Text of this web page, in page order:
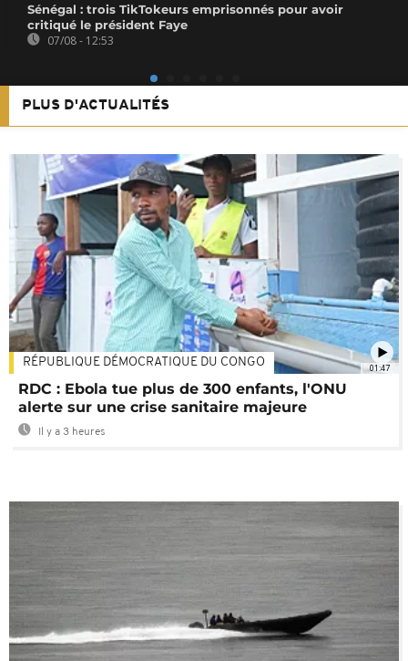
Sénégal : trois TikTokeurs emprisonnés pour avoir
critiqué le président Faye
07/08 - 12:53
PLUS D'ACTUALITÉS
01:47
RÉPUBLIQUE DÉMOCRATIQUE DU CONGO
RDC : Ebola tue plus de 300 enfants, l'ONU
alerte sur une crise sanitaire majeure
Il y a 3 heures